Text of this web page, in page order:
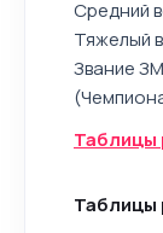
Средний
Тяжелый
Звание
Таблицы
Таблицы